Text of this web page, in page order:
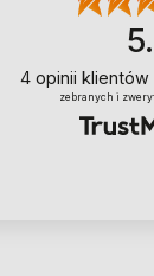
4opinii klientów
zebranych i